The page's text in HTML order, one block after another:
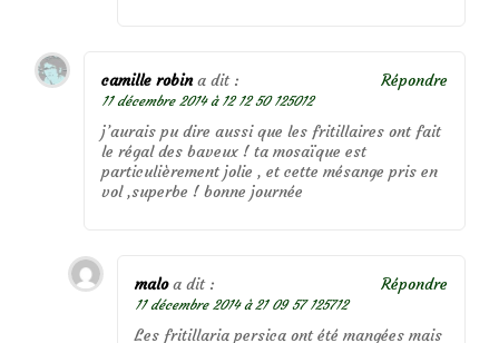
camille robin a dit :
11 décembre 2014 à 12 12 50 125012
j’aurais pu dire aussi que les fritillaires ont fait
le régal des baveux ! ta mosaïque est
particulièrement jolie , et cette mésange pris en
vol ,superbe ! bonne journée
Répondre
malo a dit :
11 décembre 2014 à 21 09 57 125712
Les fritillaria persica ont été mangées mais
Répondre